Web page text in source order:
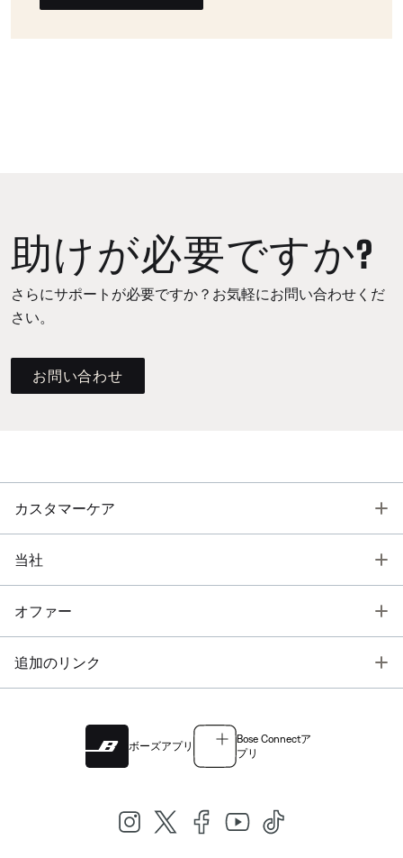
助けが必要ですか?
さらにサポートが必要ですか？お気軽にお問い合わせくだ
さい。
お問い合わせ
カスタマーケア
当社
オファー
追加のリンク
ボーズアプリ
Bose Connectア
プリ